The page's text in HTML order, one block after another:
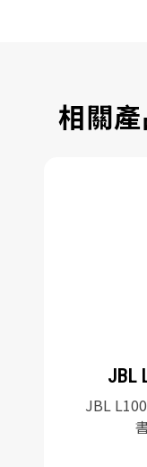
相關
JBL
JBL